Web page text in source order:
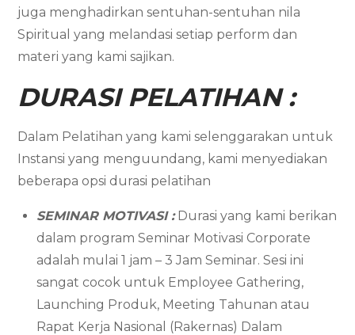
juga menghadirkan sentuhan-sentuhan nila
Spiritual yang melandasi setiap perform dan
materi yang kami sajikan.
DURASI PELATIHAN :
Dalam Pelatihan yang kami selenggarakan untuk
Instansi yang menguundang, kami menyediakan
beberapa opsi durasi pelatihan
SEMINAR MOTIVASI :Durasi yang kami berikan
dalam program Seminar Motivasi Corporate
adalah mulai 1 jam – 3 Jam Seminar. Sesi ini
sangat cocok untuk Employee Gathering,
Launching Produk, Meeting Tahunan atau
Rapat Kerja Nasional (Rakernas) Dalam